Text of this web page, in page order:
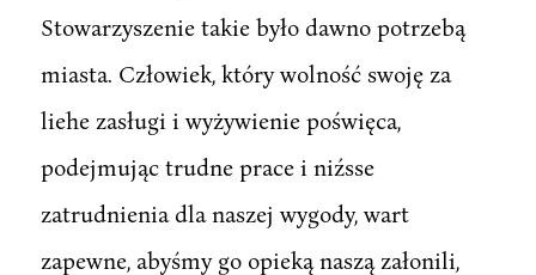
Stowarzyszenie takie było dawno potrzebą
miasta. Człowiek, który wolność swoję za
liehe zasługi i wyżywienie poświęca,
podejmując trudne prace i niźsse
zatrudnienia dla naszej wygody, wart
zapewne, abyśmy go opieką naszą załonili,